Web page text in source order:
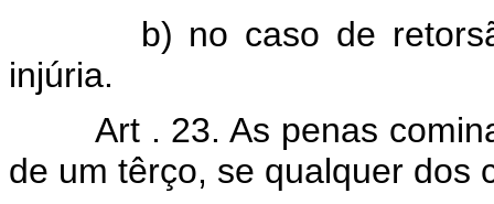
b) no caso de retorsão
injúria.
Art . 23. As penas
de um têrço, se qualquer dos